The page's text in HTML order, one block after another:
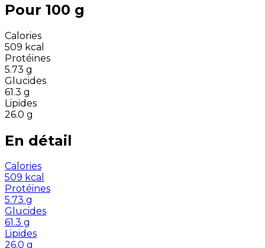
Pour 100 g
Calories
509 kcal
Protéines
5.73 g
Glucides
61.3 g
Lipides
26.0 g
En détail
Calories
509 kcal
Protéines
5.73 g
Glucides
61.3 g
Lipides
26.0 g